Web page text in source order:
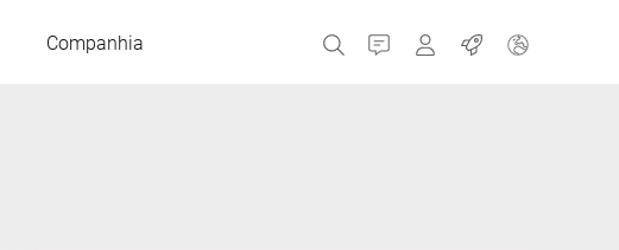
Companhia Contato MyBizerbaEmpregos